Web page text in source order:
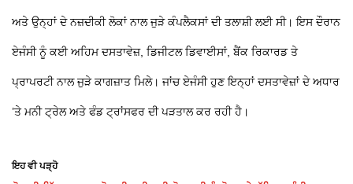
ਅਤੇ ਉਨ੍ਹਾਂ ਦੇ ਨਜ਼ਦੀਕੀ ਲੋਕਾਂ ਨਾਲ ਜੁੜੇ ਕੰਪਲੈਕਸਾਂ ਦੀ ਤਲਾਸ਼ੀ ਲਈ ਸੀ। ਇਸ ਦੌਰਾਨ
ਏਜੰਸੀ ਨੂੰ ਕਈ ਅਹਿਮ ਦਸਤਾਵੇਜ਼, ਡਿਜੀਟਲ ਡਿਵਾਈਸਾਂ, ਬੈਂਕ ਰਿਕਾਰਡ ਤੇ
ਪ੍ਰਾਪਰਟੀ ਨਾਲ ਜੁੜੇ ਕਾਗਜ਼ਾਤ ਮਿਲੇ। ਜਾਂਚ ਏਜੰਸੀ ਹੁਣ ਇਨ੍ਹਾਂ ਦਸਤਾਵੇਜ਼ਾਂ ਦੇ ਅਧਾਰ
’ਤੇ ਮਨੀ ਟ੍ਰੇਲ ਅਤੇ ਫੰਡ ਟ੍ਰਾਂਸਫਰ ਦੀ ਪੜਤਾਲ ਕਰ ਰਹੀ ਹੈ।
ਇਹ ਵੀ ਪੜ੍ਹੋ